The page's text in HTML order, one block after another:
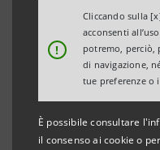
!
Cliccando sulla
acconsenti
potremo, perciò,
di navigazione,
tue preferenze o
È possibile consultare
il consenso ai cookie o
Torino, Milano, 26
comunica la seguente
finanziario per
Assemblea
Si riporta di seguito il